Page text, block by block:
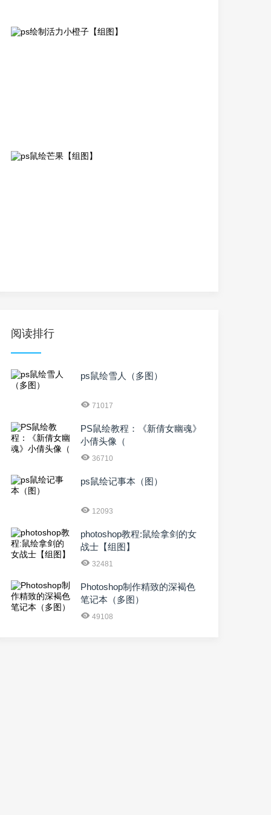
阅读排行
ps鼠绘雪人（多图）
71017
PS鼠绘教程：《新倩女幽魂》
小倩头像（
36710
ps鼠绘记事本（图）
12093
photoshop教程:鼠绘拿剑的女
战士【组图】
32481
Photoshop制作精致的深褐色
笔记本（多图）
49108